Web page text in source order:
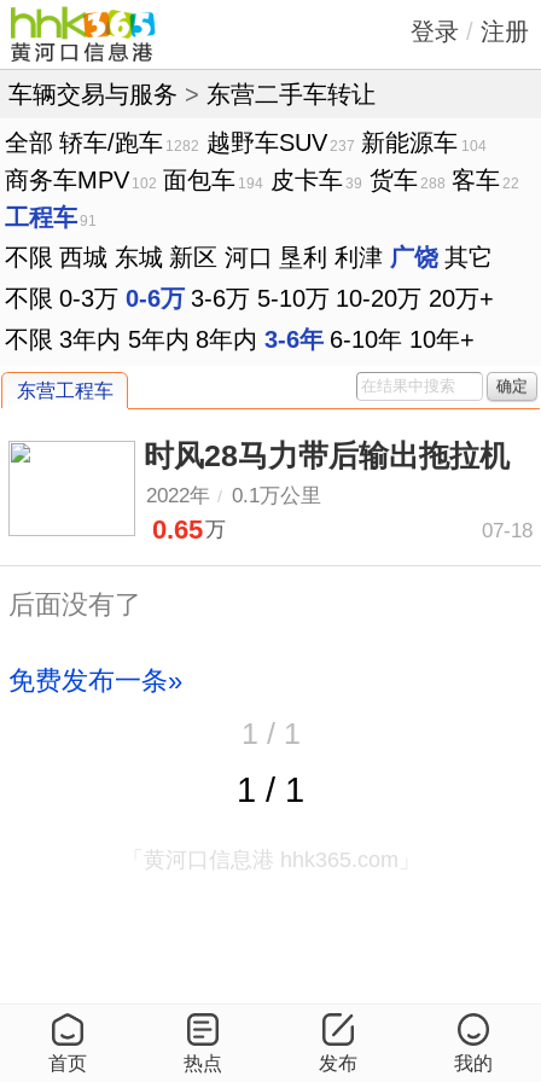
首页 热点 发布 我的
登录 / 注册
车辆交易与服务 > 东营二手车转让
全部 轿车/跑车 1282 越野车SUV 237 新能源车 104
商务车MPV 102 面包车 194 皮卡车39 货车 288 客车 22
工程车91
不限 西城 东城 新区 河口 垦利 利津 广饶 其它
不限 0-3万 0-6万 3-6万 5-10万 10-20万 20万+
不限 3年内 5年内 8年内 3-6年 6-10年 10年+
东营工程车 确定
时风28马力带后输出拖拉机
2022年 / 0.1万公里
0.65万 07-18
后面没有了
免费发布一条»
1 / 1
1 / 1
「黄河口信息港 hhk365.com」